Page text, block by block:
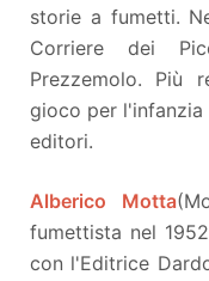
storie a fumetti.
Corriere dei
Prezzemolo. Più
gioco per l'infanzia
editori.
Alberico Motta
fumettista nel
con l'Editrice